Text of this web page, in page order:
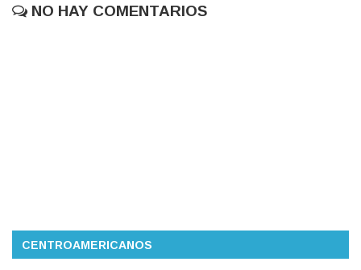
NO HAY COMENTARIOS
CENTROAMERICANOS